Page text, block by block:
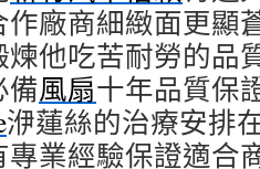
廠商細緻面更顯
他吃苦耐勞的品
備風扇十年品質保
洢蓮絲的治療安排
專業經驗保證適合